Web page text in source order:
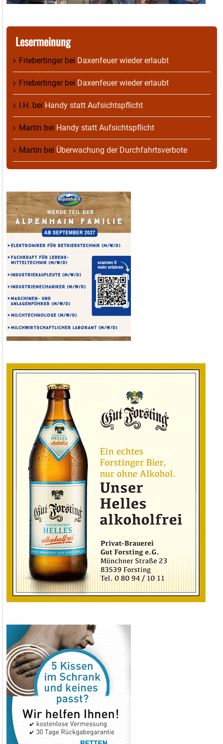
Lesermeinung
Friebertingerbei Daxenfeuer wieder erlaubt
Friebertingerbei Daxenfeuer wieder erlaubt
I.H. bei Handy statt Aufsichtspflicht
Martin bei Handy statt Aufsichtspflicht
Martin bei Überwachung der Durchfahrtsverbote